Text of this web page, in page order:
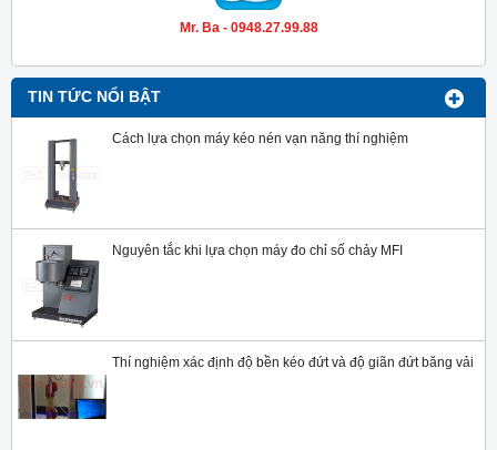
Mr. Ba - 0948.27.99.88
TIN TỨC NỔI BẬT
Cách lựa chọn máy kéo nén vạn năng thí nghiệm
Nguyên tắc khi lựa chọn máy đo chỉ số chảy MFI
Thí nghiệm xác định độ bền kéo đứt và độ giãn đứt băng vải